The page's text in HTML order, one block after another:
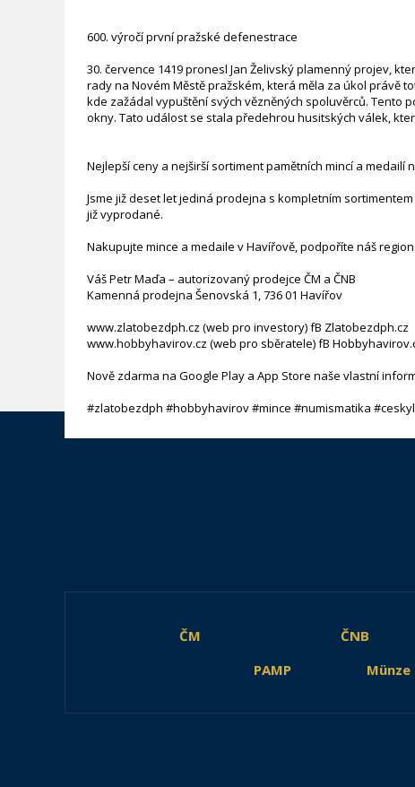
600. výročí první pražské defenestrace
30. července 1419 pronesl Jan Želivský plamenný projev,
rady na Novém Městě pražském, která měla za úkol právě
kde zažádal vypuštění svých vězněných spoluvěrců.
okny. Tato událost se stala předehrou husitských válek,
Nejlepší ceny a nejširší sortiment pamětních mincí a medailí
Jsme již deset let jediná prodejna s kompletním
již vyprodané.
Nakupujte mince a medaile v Havířově, podpoříte náš
Váš Petr Maďa – autorizovaný prodejce ČM a ČNB
Kamenná prodejna Šenovská 1, 736 01 Havířov
www.zlatobezdph.cz (web pro investory) fB Zlatobezdph.cz
www.hobbyhavirov.cz (web pro sběratele) fB
Nově zdarma na Google Play a App Store naše vlastní
#zlatobezdph #hobbyhavirov #mince #numismatika
ČM ČNB
PAMP